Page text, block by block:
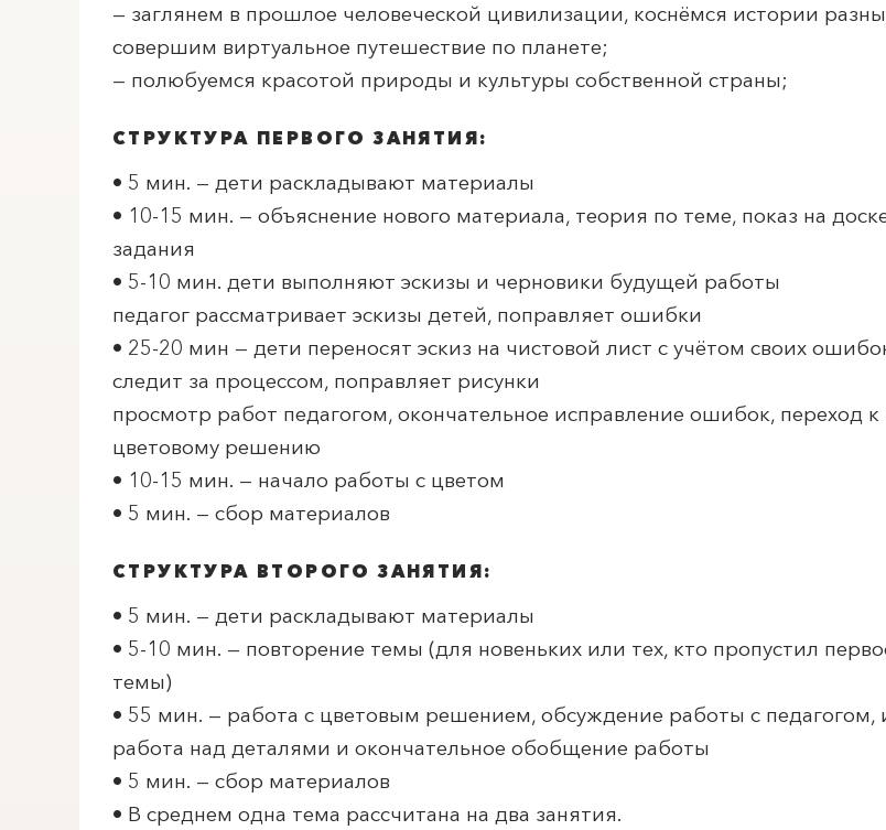
— заглянем в прошлое человеческой цивилизации, коснёмся истории
совершим виртуальное путешествие по планете;
— полюбуемся красотой природы и культуры собственной страны;
СТРУКТУРА ПЕРВОГО ЗАНЯТИЯ:
• 5 мин. — дети раскладывают материалы
• 10-15 мин. — объяснение нового материала, теория по теме, показ на
задания
• 5-10 мин. дети выполняют эскизы и черновики будущей работы
педагог рассматривает эскизы детей, поправляет ошибки
• 25-20 мин — дети переносят эскиз на чистовой лист с учётом своих
следит за процессом, поправляет рисунки
просмотр работ педагогом, окончательное исправление ошибок, переход
цветовому решению
• 10-15 мин. — начало работы с цветом
• 5 мин. — сбор материалов
СТРУКТУРА ВТОРОГО ЗАНЯТИЯ:
• 5 мин. — дети раскладывают материалы
• 5-10 мин. — повторение темы (для новеньких или тех, кто пропустил
темы)
• 55 мин. — работа с цветовым решением, обсуждение работы с
работа над деталями и окончательное обобщение работы
• 5 мин. — сбор материалов
• В среднем одна тема рассчитана на два занятия.